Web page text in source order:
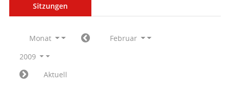
Sitzungen
Monat
Februar
2009
Aktuell